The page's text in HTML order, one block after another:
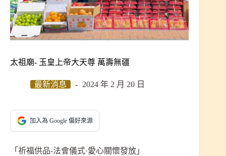
太祖廟- 玉皇上帝大天尊 萬壽無疆
最新消息 2024 年 2 月 20 日
加入為 Google 偏好來源
「祈福供品-法會儀式·愛心關懷發放」